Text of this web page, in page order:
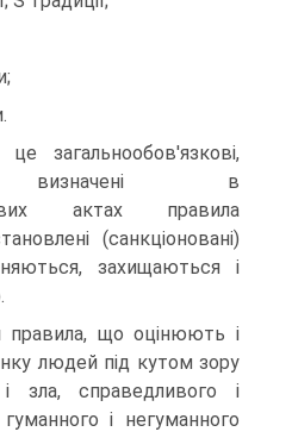
загальнообов'язкові,
визначені в
актах правила
(санкціоновані)
захищаються і
правила, що оцінюють і
людей під кутом зору
зла, справедливого і
і негуманного